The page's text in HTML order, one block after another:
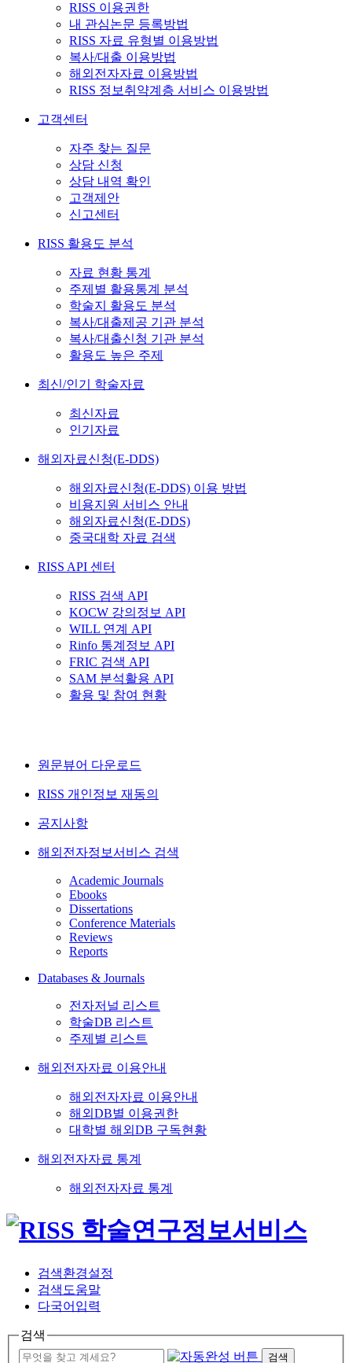
RISS 이용권한
내 관심논문 등록방법
RISS 자료 유형별 이용방법
복사/대출 이용방법
해외전자자료 이용방법
RISS 정보취약계층 서비스 이용방법
고객센터
자주 찾는 질문
상담 신청
상담 내역 확인
고객제안
신고센터
RISS 활용도 분석
자료 현황 통계
주제별 활용통계 분석
학술지 활용도 분석
복사/대출제공 기관 분석
복사/대출신청 기관 분석
활용도 높은 주제
최신/인기 학술자료
최신자료
인기자료
해외자료신청(E-DDS)
해외자료신청(E-DDS) 이용 방법
비용지원 서비스 안내
해외자료신청(E-DDS)
중국대학 자료 검색
RISS API 센터
RISS 검색 API
KOCW 강의정보 API
WILL 연계 API
Rinfo 통계정보 API
FRIC 검색 API
SAM 분석활용 API
활용 및 참여 현황
원문뷰어 다운로드
RISS 개인정보 재동의
공지사항
해외전자정보서비스 검색
Academic Journals
Ebooks
Dissertations
Conference Materials
Reviews
Reports
Databases & Journals
전자저널 리스트
학술DB 리스트
주제별 리스트
해외전자자료 이용안내
해외전자자료 이용안내
해외DB별 이용권한
대학별 해외DB 구독현황
해외전자자료 통계
해외전자자료 통계
검색환경설정
검색도움말
다국어입력
검색
검색